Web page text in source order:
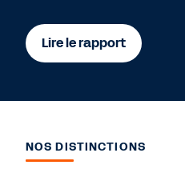
Lire le rapport
NOS DISTINCTIONS